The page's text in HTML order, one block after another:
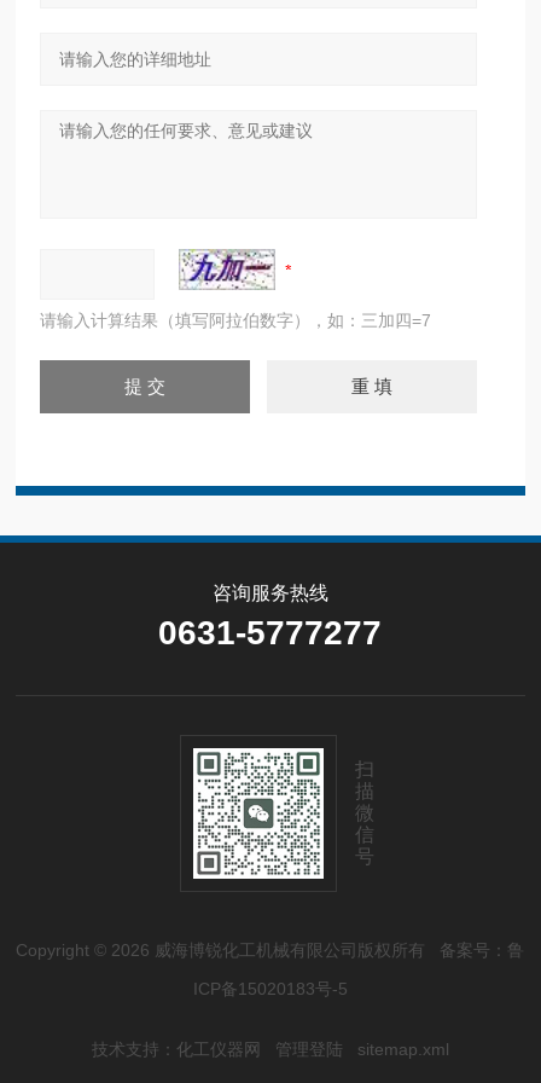
请输入计算结果（填写阿拉伯数字），如：三加四=7
咨询服务热线
0631-5777277
扫
描
微
信
号
Copyright © 2026 威海博锐化工机械有限公司版权所有 备案号：鲁
ICP备15020183号-5
技术支持： 化工仪器网 管理登陆 sitemap.xml